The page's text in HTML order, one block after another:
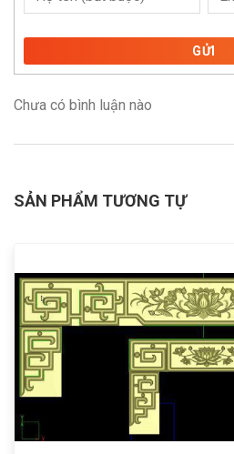
GỬI
Chưa có bình luận nào
SẢN PHẨM TƯƠNG TỰ